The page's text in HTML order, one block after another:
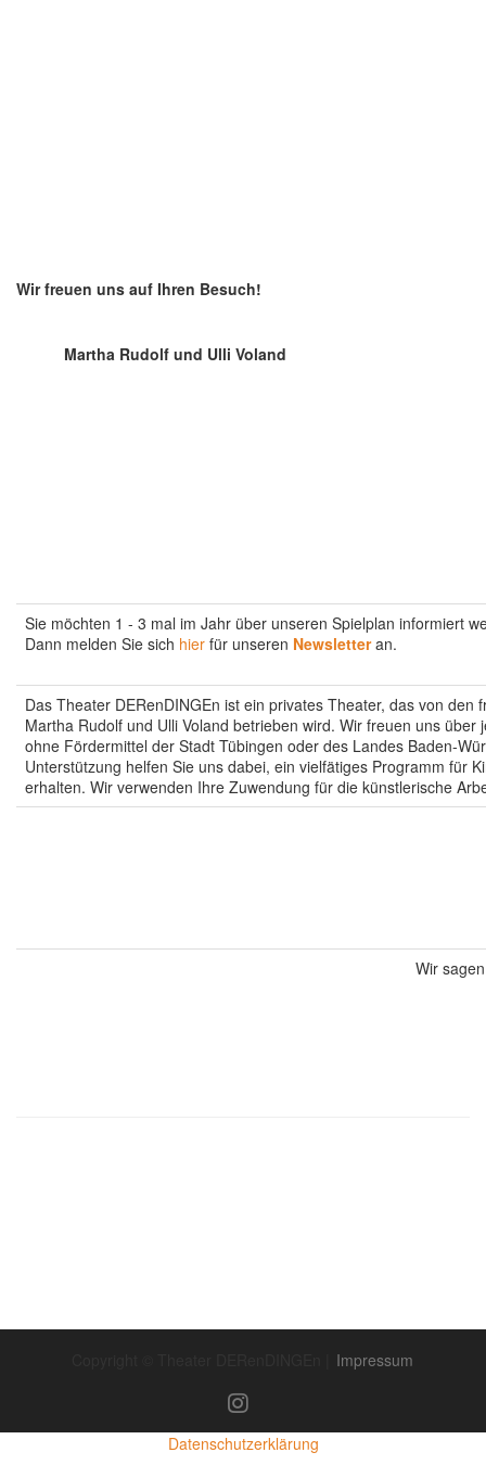
Wir freuen uns auf Ihren Besuch!
Martha Rudolf und Ulli Voland
Sie möchten 1 - 3 mal im Jahr über unseren Spielplan informiert
Dann melden Sie sich hier für unseren Newsletteran.
Das Theater DERenDINGEn ist ein privates Theater, das von den
Martha Rudolf und Ulli Voland betrieben wird. Wir freuen uns
ohne Fördermittel der Stadt Tübingen oder des Landes Baden-
Unterstützung helfen Sie uns dabei, ein vielfätiges Programm für
erhalten. Wir verwenden Ihre Zuwendung für die künstlerische
Wir
Impressum
Datenschutzerklärung